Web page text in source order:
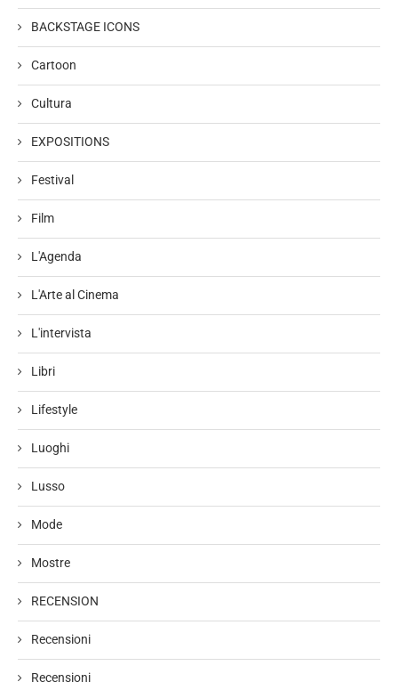
BACKSTAGE ICONS
Cartoon
Cultura
EXPOSITIONS
Festival
Film
L'Agenda
L'Arte al Cinema
L'intervista
Libri
Lifestyle
Luoghi
Lusso
Mode
Mostre
RECENSION
Recensioni
Recensioni